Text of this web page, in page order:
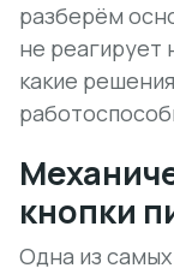
разберём
не реагирует
какие
кнопки
Одна из